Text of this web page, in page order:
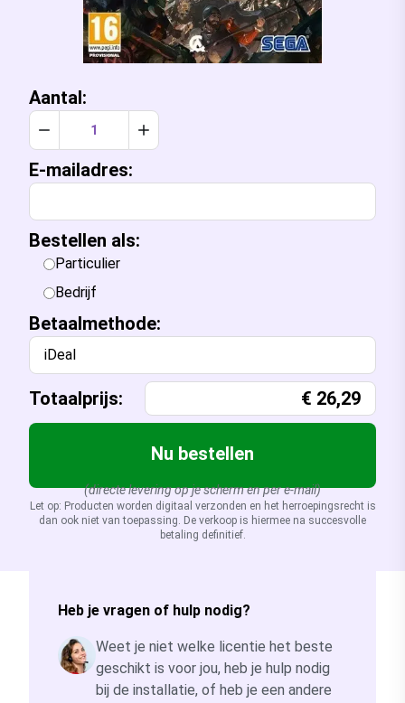
Aantal:
Verlaag aantal met 1Verhoog aantal met 1
E-mailadres:
Bestellen als:
Particulier
Bedrijf
Betaalmethode:
iDeal
Totaalprijs: € 26,29
Nu bestellen
(directe levering op je scherm en per e-mail)
Let op: Producten worden digitaal verzonden en het herroepingsrecht is
dan ook niet van toepassing. De verkoop is hiermee na succesvolle
betaling definitief.
Heb je vragen of hulp nodig?
Weet je niet welke licentie het beste
geschikt is voor jou, heb je hulp nodig
bij de installatie, of heb je een andere